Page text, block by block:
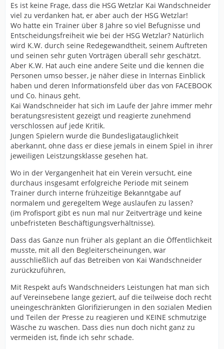
Es ist keine Frage, dass die HSG Wetzlar Kai Wandschneider
viel zu verdanken hat, er aber auch der HSG Wetzlar!
Wo hatte ein Trainer über 8 Jahre so viel Befugnisse und
Entscheidungsfreiheit wie bei der HSG Wetzlar? Natürlich
wird K.W. durch seine Redegewandtheit, seinem Auftreten
und seinen sehr guten Vorträgen überall sehr geschätzt.
Aber K.W. Hat auch eine andere Seite und die kennen die
Personen umso besser, je näher diese in Internas Einblick
haben und deren Informationsfeld über das von FACEBOOK
und Co. hinaus geht.
Kai Wandschneider hat sich im Laufe der Jahre immer mehr
beratungsresistent gezeigt und reagierte zunehmend
verschlossen auf jede Kritik.
Jungen Spielern wurde die Bundesligatauglichkeit
aberkannt, ohne dass er diese jemals in einem Spiel in ihrer
jeweiligen Leistzungsklasse gesehen hat.
Wo in der Vergangenheit hat ein Verein versucht, eine
durchaus insgesamt erfolgreiche Periode mit seinem
Trainer durch interne frühzeitige Bekanntgabe auf
normalem und geregeltem Wege auslaufen zu lassen?
(im Profisport gibt es nun mal nur Zeitverträge und keine
unbefristeten Beschäftigungsverhältnisse).
Dass das Ganze nun früher als geplant an die Öffentlichkeit
musste, mit all den Begleiterscheinungen, war
ausschließlich auf das Betreiben von Kai Wandschneider
zurückzuführen,
Mit Respekt aufs Wandschneiders Leistungen hat man sich
auf Vereinsebene lange geziert, auf die teilweise doch recht
uneingeschränkten Glorifizierungen in den sozialen Medien
und Teilen der Presse zu reagieren und KEINE schmutzige
Wäsche zu waschen. Dass dies nun doch nicht ganz zu
vermeiden ist, finde ich sehr schade.